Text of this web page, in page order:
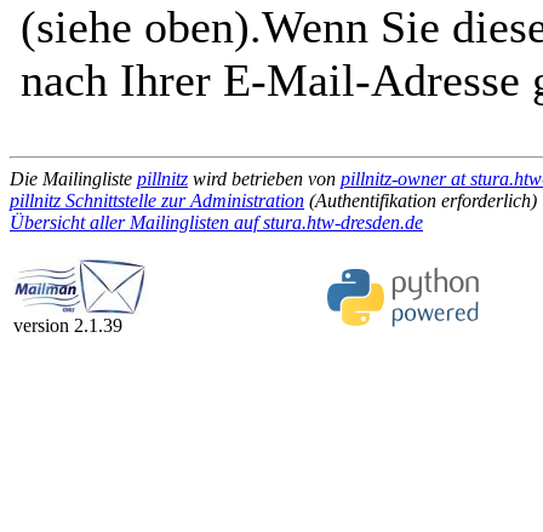
(siehe oben).Wenn Sie
nach Ihrer E-Mail-Adresse
Die Mailingliste pillnitz wird betrieben von pillnitz-owner at
pillnitz Schnittstelle zur Administration (Authentifikation erforderlich)
Übersicht aller Mailinglisten auf stura.htw-dresden.de
version 2.1.39